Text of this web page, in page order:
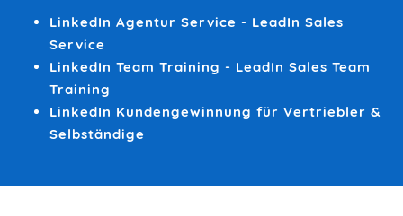
LinkedIn Agentur Service - LeadIn Sales
Service
LinkedIn Team Training - LeadIn Sales Team
Training
LinkedIn Kundengewinnung für Vertriebler &
Selbständige